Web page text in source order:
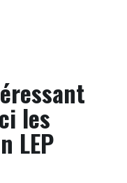
les
LEP